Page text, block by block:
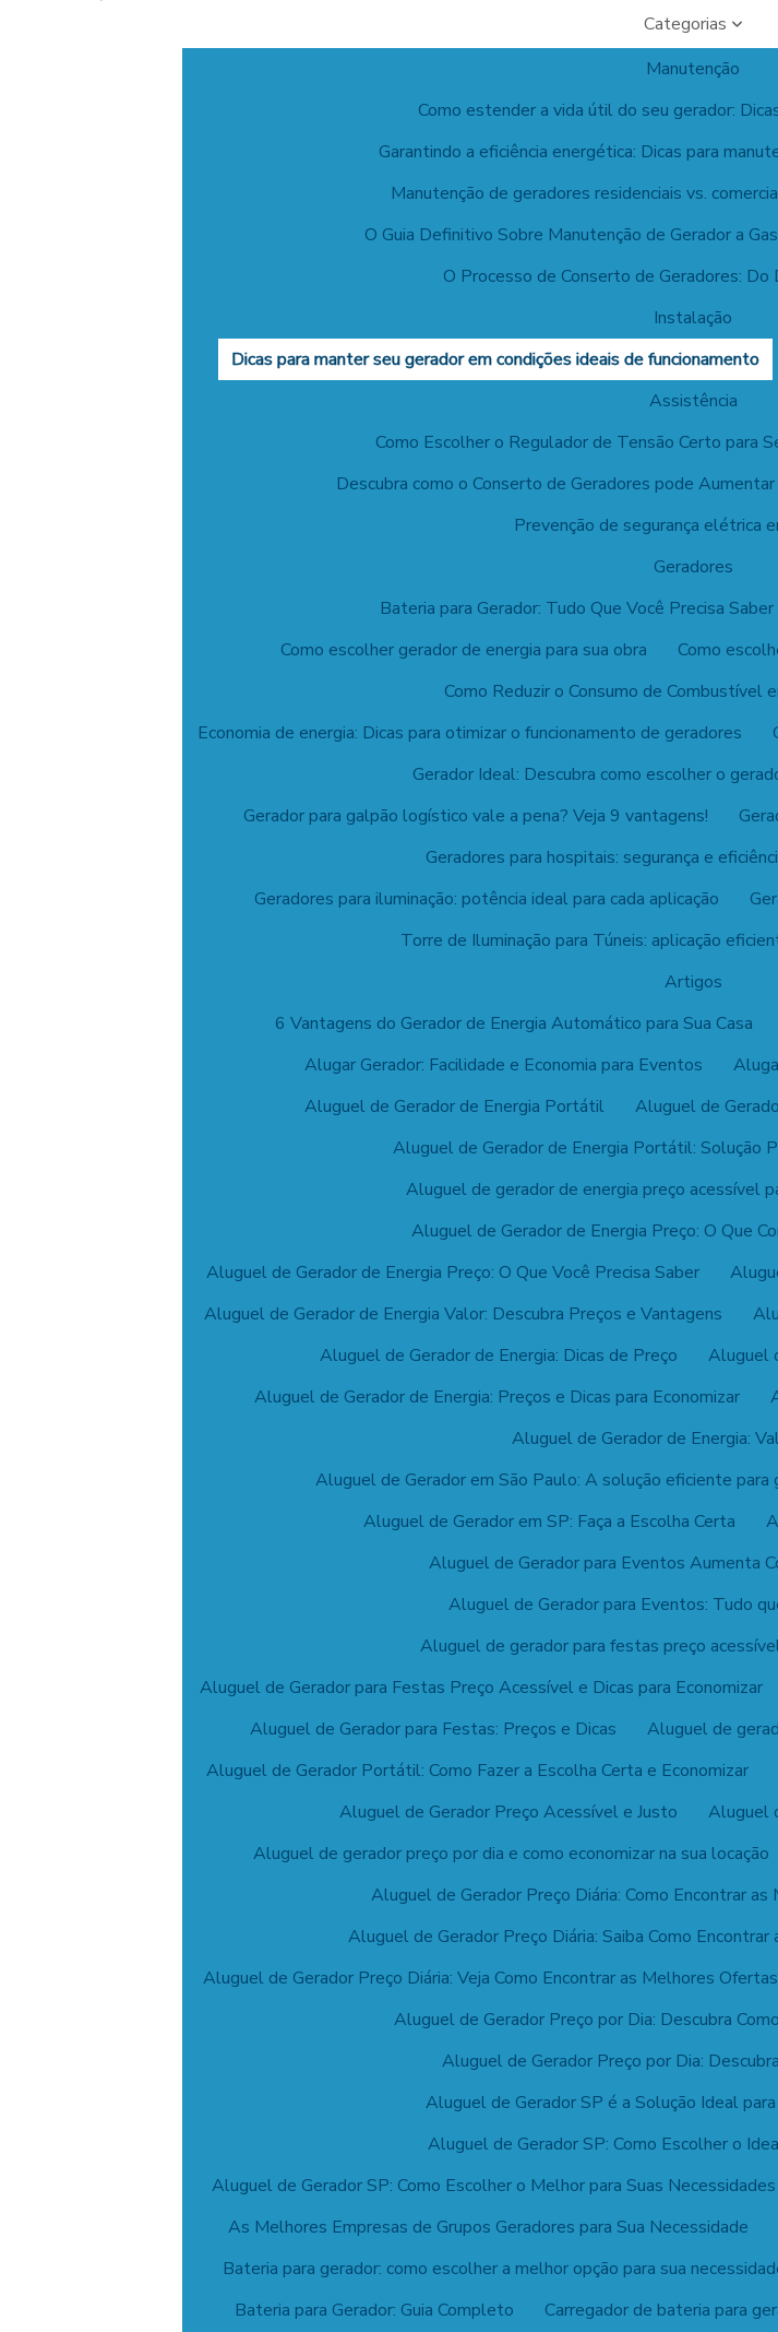
Categorias
Manutenção
Como estender a vida útil do seu gerador:
Garantindo a eficiência energética: Dicas para
Manutenção de geradores residenciais vs.
O Guia Definitivo Sobre Manutenção de Gerador a
O Processo de Conserto de Geradores: Do
Instalação
Dicas para manter seu gerador em condições ideais de funcionamento
Assistência
Como Escolher o Regulador de Tensão Certo para
Descubra como o Conserto de Geradores pode
Prevenção de segurança elétrica
Geradores
Bateria para Gerador: Tudo Que Você Precisa
Como escolher gerador de energia para sua obra
Como
Como Reduzir o Consumo de Combustível
Economia de energia: Dicas para otimizar o funcionamento de geradores
Gerador Ideal: Descubra como escolher o
Gerador para galpão logístico vale a pena? Veja 9 vantagens!
Geradores para hospitais: segurança e
Geradores para iluminação: potência ideal para cada aplicação
Torre de Iluminação para Túneis: aplicação
Artigos
6 Vantagens do Gerador de Energia Automático para Sua Casa
Alugar Gerador: Facilidade e Economia para Eventos
Aluguel de Gerador de Energia Portátil
Aluguel de
Aluguel de Gerador de Energia Portátil: Solução
Aluguel de gerador de energia preço acessível
Aluguel de Gerador de Energia Preço: O Que
Aluguel de Gerador de Energia Preço: O Que Você Precisa Saber
Aluguel de Gerador de Energia Valor: Descubra Preços e Vantagens
Aluguel de Gerador de Energia: Dicas de Preço
Aluguel
Aluguel de Gerador de Energia: Preços e Dicas para Economizar
Aluguel de Gerador de Energia:
Aluguel de Gerador em São Paulo: A solução eficiente
Aluguel de Gerador em SP: Faça a Escolha Certa
Aluguel de Gerador para Eventos Aumenta
Aluguel de Gerador para Eventos: Tudo
Aluguel de gerador para festas preço
Aluguel de Gerador para Festas Preço Acessível e Dicas para Economizar
Aluguel de Gerador para Festas: Preços e Dicas
Aluguel de
Aluguel de Gerador Portátil: Como Fazer a Escolha Certa e Economizar
Aluguel de Gerador Preço Acessível e Justo
Aluguel
Aluguel de gerador preço por dia e como economizar na sua locação
Aluguel de Gerador Preço Diária: Como Encontrar
Aluguel de Gerador Preço Diária: Saiba Como
Aluguel de Gerador Preço Diária: Veja Como Encontrar as Melhores
Aluguel de Gerador Preço por Dia: Descubra
Aluguel de Gerador Preço por Dia:
Aluguel de Gerador SP é a Solução Ideal
Aluguel de Gerador SP: Como Escolher o
Aluguel de Gerador SP: Como Escolher o Melhor para Suas Necessidades
As Melhores Empresas de Grupos Geradores para Sua Necessidade
Bateria para gerador: como escolher a melhor opção para sua
Bateria para Gerador: Guia Completo
Carregador de bateria para